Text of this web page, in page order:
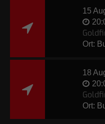
15
Ort:
18
Ort: